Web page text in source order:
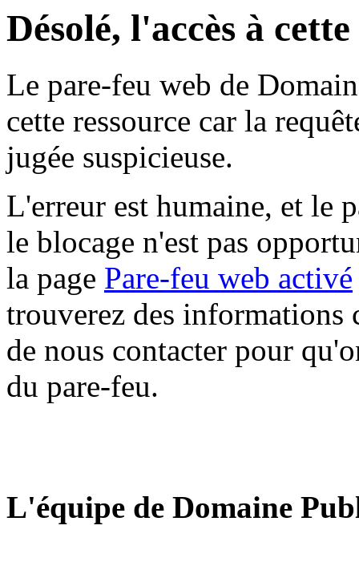
Désolé, l'accès à
Le pare-feu web de
cette ressource car la
jugée suspicieuse.
L'erreur est humaine, et le
le blocage n'est pas
la page Pare-feu web activé
trouverez des informations
de nous contacter pour
du pare-feu.
L'équipe de Domaine